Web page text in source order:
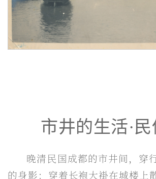
市井的生活·民
晚清民国成都的市井间，穿
的身影：穿着长袍大褂在城楼上